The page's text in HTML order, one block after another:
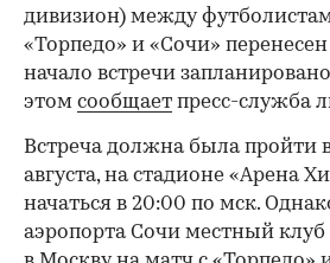
дивизион) между
«Торпедо» и «Сочи» перенесен
начало встречи
этом сообщает пресс-служба
Встреча должна была пройти
августа, на стадионе «Арена
начаться в 20:00 по мск.
аэропорта Сочи местный клуб